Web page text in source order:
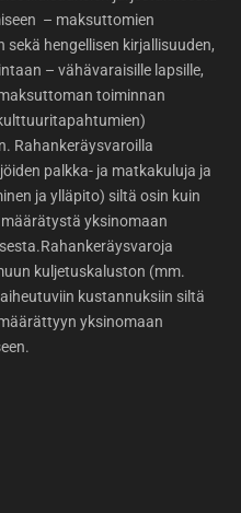
– maksuttomien
sekä hengellisen kirjallisuuden,
– vähävaraisille lapsille,
toiminnan
Rahankeräysvaroilla
palkka- ja matkakuluja ja
ja ylläpito) siltä osin kuin
yksinomaan
kuljetuskaluston (mm.
kustannuksiin siltä
yksinomaan